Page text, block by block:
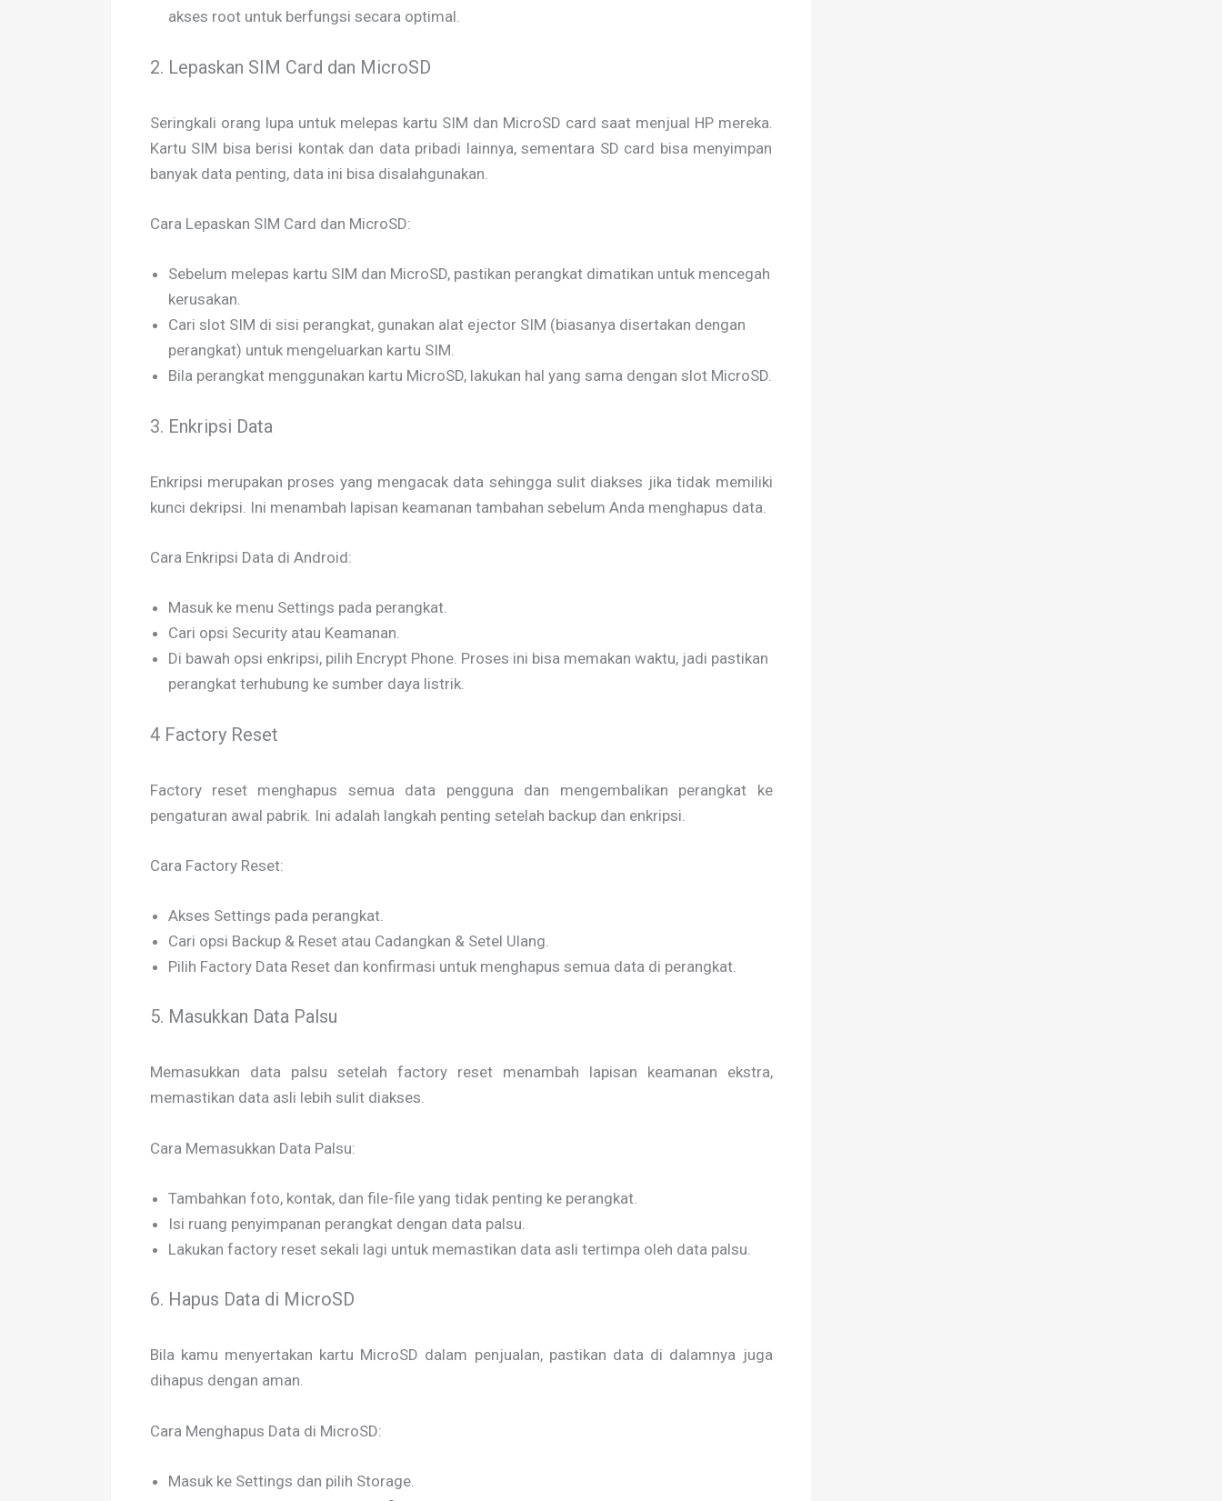
akses root untuk berfungsi secara optimal.
2. Lepaskan SIM Card dan MicroSD
Seringkali orang lupa untuk melepas kartu SIM dan MicroSD card saat menjual HP mereka.
Kartu SIM bisa berisi kontak dan data pribadi lainnya, sementara SD card bisa menyimpan
banyak data penting, data ini bisa disalahgunakan.
Cara Lepaskan SIM Card dan MicroSD:
Sebelum melepas kartu SIM dan MicroSD, pastikan perangkat dimatikan untuk mencegah
kerusakan.
Cari slot SIM di sisi perangkat, gunakan alat ejector SIM (biasanya disertakan dengan
perangkat) untuk mengeluarkan kartu SIM.
Bila perangkat menggunakan kartu MicroSD, lakukan hal yang sama dengan slot MicroSD.
3. Enkripsi Data
Enkripsi merupakan proses yang mengacak data sehingga sulit diakses jika tidak memiliki
kunci dekripsi. Ini menambah lapisan keamanan tambahan sebelum Anda menghapus data.
Cara Enkripsi Data di Android:
Masuk ke menu Settings pada perangkat.
Cari opsi Security atau Keamanan.
Di bawah opsi enkripsi, pilih Encrypt Phone. Proses ini bisa memakan waktu, jadi pastikan
perangkat terhubung ke sumber daya listrik.
4 Factory Reset
Factory reset menghapus semua data pengguna dan mengembalikan perangkat ke
pengaturan awal pabrik. Ini adalah langkah penting setelah backup dan enkripsi.
Cara Factory Reset:
Akses Settings pada perangkat.
Cari opsi Backup & Reset atau Cadangkan & Setel Ulang.
Pilih Factory Data Reset dan konfirmasi untuk menghapus semua data di perangkat.
5. Masukkan Data Palsu
Memasukkan data palsu setelah factory reset menambah lapisan keamanan ekstra,
memastikan data asli lebih sulit diakses.
Cara Memasukkan Data Palsu:
Tambahkan foto, kontak, dan file-file yang tidak penting ke perangkat.
Isi ruang penyimpanan perangkat dengan data palsu.
Lakukan factory reset sekali lagi untuk memastikan data asli tertimpa oleh data palsu.
6. Hapus Data di MicroSD
Bila kamu menyertakan kartu MicroSD dalam penjualan, pastikan data di dalamnya juga
dihapus dengan aman.
Cara Menghapus Data di MicroSD:
Masuk ke Settings dan pilih Storage.